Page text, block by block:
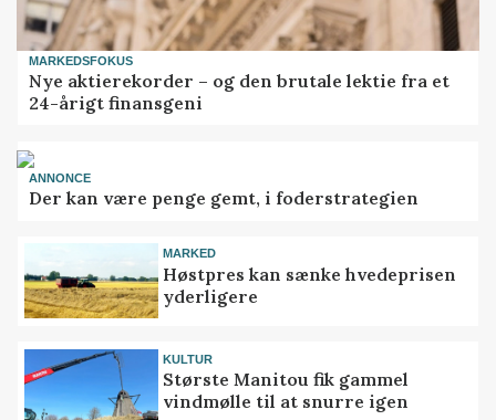
MARKEDSFOKUS
Nye aktierekorder – og den brutale lektie fra et
24-årigt finansgeni
ANNONCE
Der kan være penge gemt, i foderstrategien
MARKED
Høstpres kan sænke hvedeprisen
yderligere
KULTUR
Største Manitou fik gammel
vindmølle til at snurre igen